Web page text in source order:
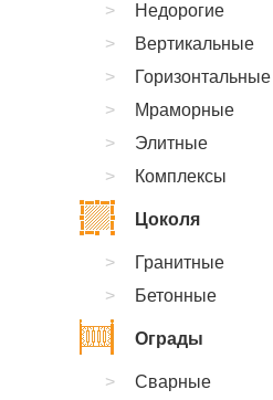
Недорогие
Вертикальные
Горизонтальные
Мраморные
Элитные
Комплексы
Цоколя
Гранитные
Бетонные
Ограды
Сварные